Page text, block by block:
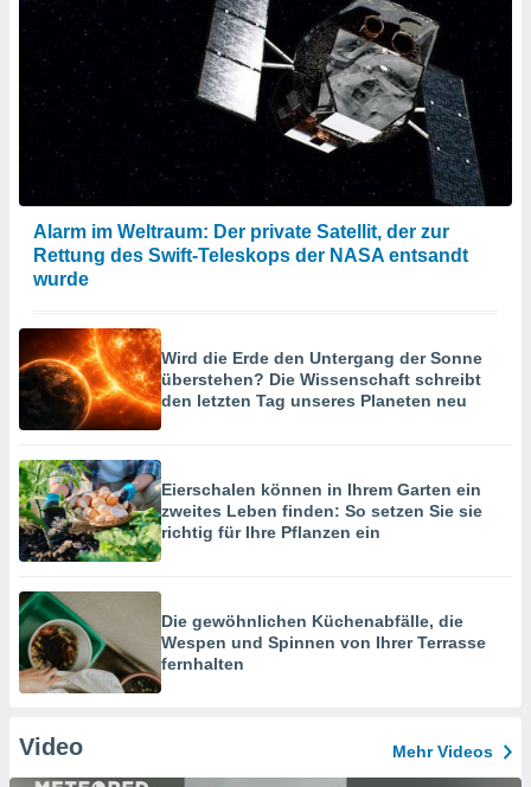
Alarm im Weltraum: Der private Satellit, der zur
Rettung des Swift-Teleskops der NASA entsandt
wurde
Wird die Erde den Untergang der Sonne
überstehen? Die Wissenschaft schreibt
den letzten Tag unseres Planeten neu
Eierschalen können in Ihrem Garten ein
zweites Leben finden: So setzen Sie sie
richtig für Ihre Pflanzen ein
Die gewöhnlichen Küchenabfälle, die
Wespen und Spinnen von Ihrer Terrasse
fernhalten
Video Mehr Videos